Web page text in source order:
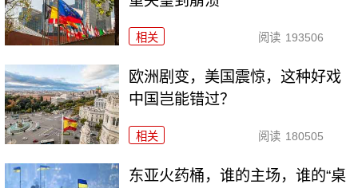
相关 阅读 193506
欧洲剧变，美国震惊，这种好戏
中国岂能错过？
相关 阅读 180505
东亚火药桶，谁的主场，谁的“桌